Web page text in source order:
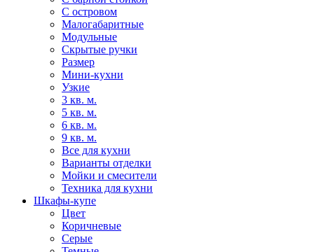
С островом
Малогабаритные
Модульные
Скрытые ручки
Размер
Мини-кухни
Узкие
3 кв. м.
5 кв. м.
6 кв. м.
9 кв. м.
Все для кухни
Варианты отделки
Мойки и смесители
Техника для кухни
Шкафы-купе
Цвет
Коричневые
Серые